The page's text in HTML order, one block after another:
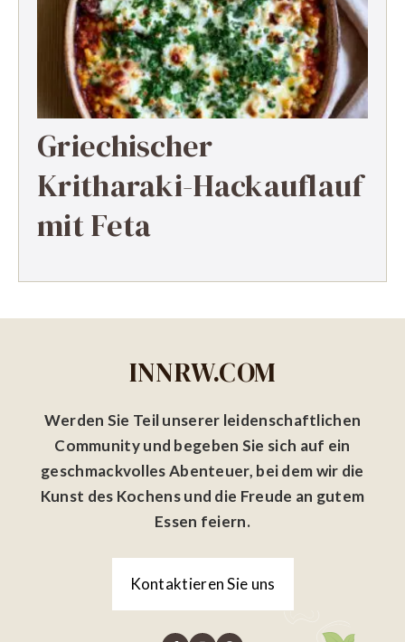
Griechischer
Kritharaki-Hackauflauf
mit Feta
INNRW.COM
Werden Sie Teil unserer leidenschaftlichen
Community und begeben Sie sich auf ein
geschmackvolles Abenteuer, bei dem wir die
Kunst des Kochens und die Freude an gutem
Essen feiern.
Kontaktieren Sie uns